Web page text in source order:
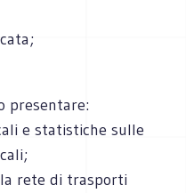
presentare:
e statistiche sulle
rete di trasporti